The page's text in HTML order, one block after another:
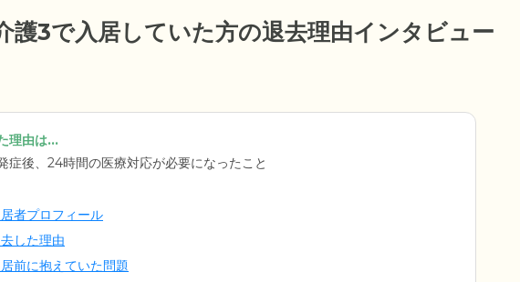
護3で入居していた方の退去理由インタビュー
理由は...
症後、24時間の医療対応が必要になったこと
者プロフィール
した理由
前に抱えていた問題